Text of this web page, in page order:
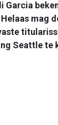
Garcia
mag
Seattle te